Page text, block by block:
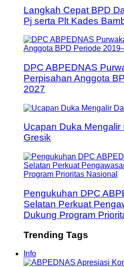
Langkah Cepat BPD
Pj serta Plt Kades
DPC ABPEDNAS
Perpisahan Anggota
2027
Ucapan Duka Mengalir
Gresik
Pengukuhan DPC
Selatan Perkuat
Dukung Program
Trending Tags
Info